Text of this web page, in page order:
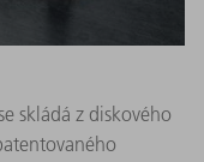
skládá z diskového